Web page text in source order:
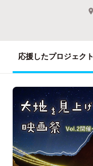
応援したプロジェクト